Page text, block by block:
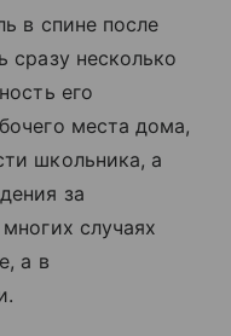
в спине после
сразу несколько
его
места дома,
школьника, а
за
случаях
а в